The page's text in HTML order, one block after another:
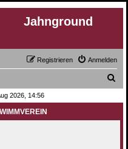
Jahnground
Anmelden
Registrieren
h
2026, 14:56